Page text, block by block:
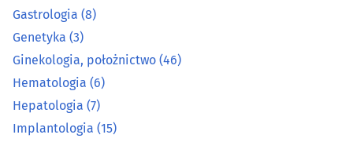
Foniatria(9)
Gastroenterologia(8)
Gastrologia (8)
Genetyka(3)
Gastrologia (8)
Genetyka (3)
Ginekologia, położnictwo (46)
Hematologia (6)
Hepatologia (7)
Implantologia (15)